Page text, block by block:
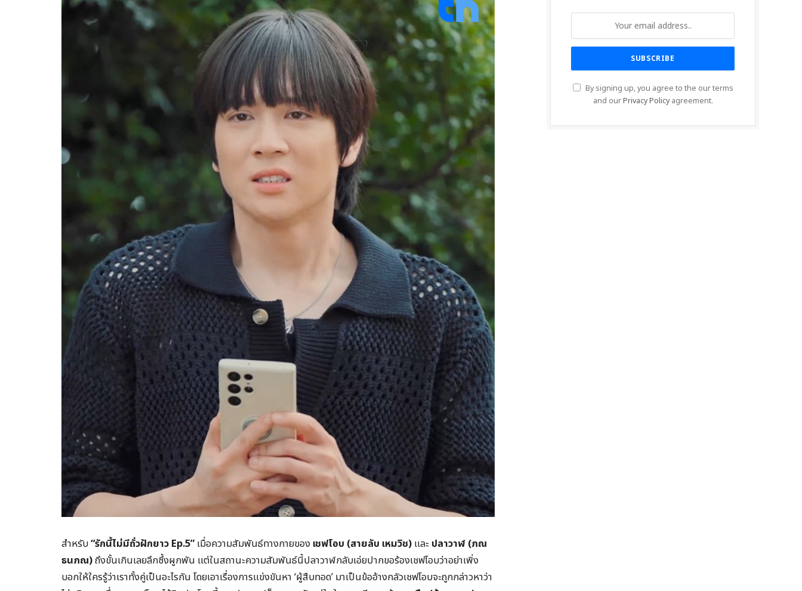
สำหรับ“รักนี้ไม่มีถั่วฝักยาว Ep.5” เมื่อความสัมพันธ์ทางกายของ เชฟโอบ (สายลับ เหมวิช) และ ปลาวาฬ (ภณ
ธนภณ)ถึงขั้นเกินเลยลึกซึ้งผูกพัน แต่ในสถานะความสัมพันธ์นี้ปลาวาฬกลับเอ่ยปากขอร้องเชฟโอบว่าอย่าเพิ่ง
บอกให้ใครรู้ว่าเราทั้งคู่เป็นอะไรกัน โดยเอาเรื่องการแข่งขันหา ‘ผู้สืบทอด’ มาเป็นข้ออ้างกลัวเชฟโอบจะถูกกล่าวหาว่า
By signing up, you agree to the our terms
and ourPrivacy Policyagreement.